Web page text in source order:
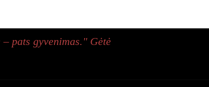
pats gyvenimas." Gėtė